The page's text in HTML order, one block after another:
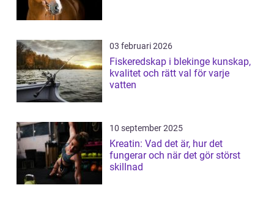
03 februari 2026
Fiskeredskap i blekinge kunskap,
kvalitet och rätt val för varje
vatten
10 september 2025
Kreatin: Vad det är, hur det
fungerar och när det gör störst
skillnad